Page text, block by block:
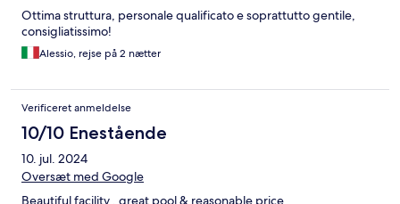
Ottima struttura, personale qualificato e soprattutto gentile,
consigliatissimo!
Alessio, rejse på 2 nætter
Verificeret anmeldelse
10/10 Enestående
10. jul. 2024
Oversæt med Google
Beautiful facility , great pool & reasonable price